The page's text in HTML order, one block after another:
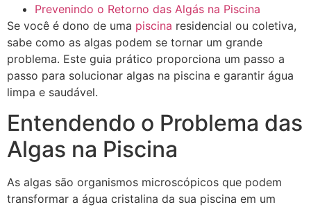
Prevenindo o Retorno das Algás na Piscina
Se você é dono de uma piscina residencial ou coletiva,
sabe como as algas podem se tornar um grande
problema. Este guia prático proporciona um passo a
passo para solucionar algas na piscina e garantir água
limpa e saudável.
Entendendo o Problema das
Algas na Piscina
As algas são organismos microscópicos que podem
transformar a água cristalina da sua piscina em um